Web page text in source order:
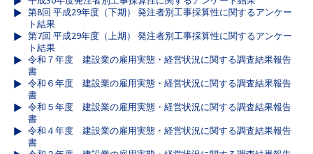
第8回 平成29年度（下期） 発注者別工事採算性に関するアンケー
ト結果
第7回 平成29年度（上期） 発注者別工事採算性に関するアンケー
ト結果
令和７年度 建設業の雇用実態・経営状況に関する調査結果報告
書
令和６年度 建設業の雇用実態・経営状況に関する調査結果報告
書
令和５年度 建設業の雇用実態・経営状況に関する調査結果報告
書
令和４年度 建設業の雇用実態・経営状況に関する調査結果報告
書